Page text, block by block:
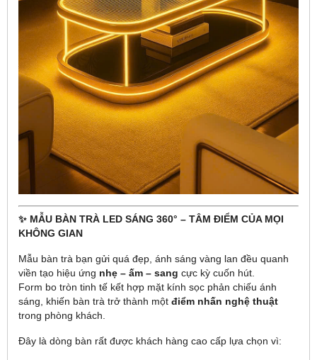
✨ MẪU BÀN TRÀ LED SÁNG 360° – TÂM ĐIỂM CỦA MỌI
KHÔNG GIAN
Mẫu bàn trà bạn gửi quá đẹp, ánh sáng vàng lan đều quanh
viền tạo hiệu ứng nhẹ – ấm – sang cực kỳ cuốn hút.
Form bo tròn tinh tế kết hợp mặt kính sọc phản chiếu ánh
sáng, khiến bàn trà trở thành một điểm nhấn nghệ thuật
trong phòng khách.
Đây là dòng bàn rất được khách hàng cao cấp lựa chọn vì: